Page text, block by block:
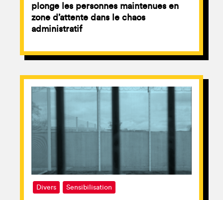
plonge les personnes maintenues en
zone d’attente dans le chaos
administratif
Divers Sensibilisation